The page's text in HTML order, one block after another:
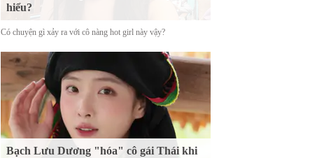
hiểu?
Có chuyện gì xảy ra với cô nàng hot girl này vậy?
Bạch Lưu Dương "hóa" cô gái Thái khi